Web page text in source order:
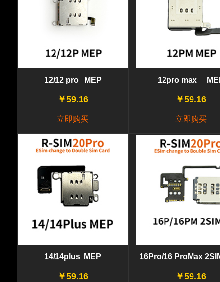
12/12 pro MEP
￥59.16
立即购买
12pro max
￥59.16
立即购买
14/14plus MEP
￥59.16
16Pro/16 ProMax
￥59.16